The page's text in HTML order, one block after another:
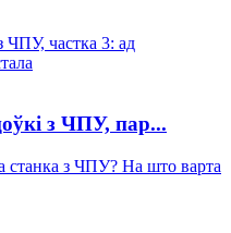
з ЧПУ, пар...